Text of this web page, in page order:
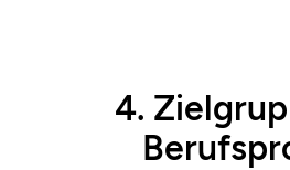
4.